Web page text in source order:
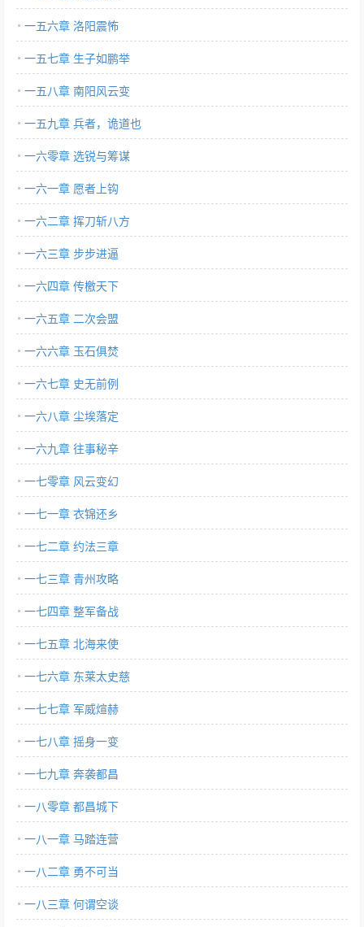
一五六章 洛阳震怖
一五七章 生子如鹏举
一五八章 南阳风云变
一五九章 兵者，诡道也
一六零章 选锐与筹谋
一六一章 愿者上钩
一六二章 挥刀斩八方
一六三章 步步进逼
一六四章 传檄天下
一六五章 二次会盟
一六六章 玉石俱焚
一六七章 史无前例
一六八章 尘埃落定
一六九章 往事秘辛
一七零章 风云变幻
一七一章 衣锦还乡
一七二章 约法三章
一七三章 青州攻略
一七四章 整军备战
一七五章 北海来使
一七六章 东莱太史慈
一七七章 军威煊赫
一七八章 摇身一变
一七九章 奔袭都昌
一八零章 都昌城下
一八一章 马踏连营
一八二章 勇不可当
一八三章 何谓空谈